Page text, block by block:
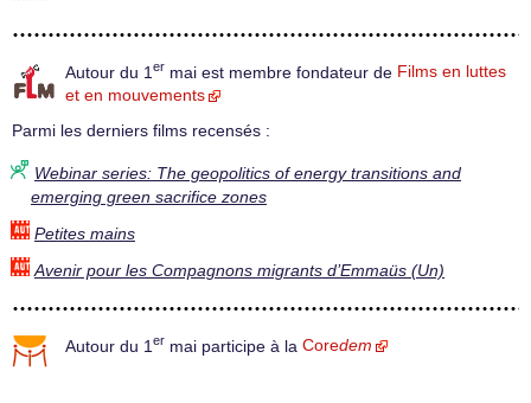
Autour du 1 er mai est membre fondateur de Films en luttes
et en mouvements
Parmi les derniers films recensés :
Webinar series: The geopolitics of energy transitions and
emerging green sacrifice zones
Petites mains
Avenir pour les Compagnons migrants d’Emmaüs (Un)
Autour du 1 er mai participe à la Coredem